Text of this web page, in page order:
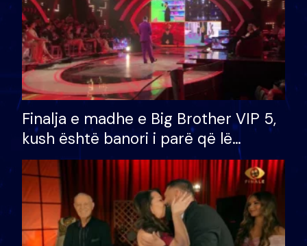
Finalja e madhe e Big Brother VIP 5,
kush është banori i parë që lë
shtëpinë dhe humb mundësinë për
të fituar çmimin e madh